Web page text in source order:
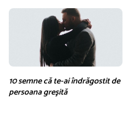
10 semne că te-ai îndrăgostit de
persoana greşită